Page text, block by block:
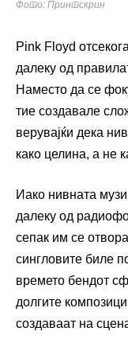
Фото: Принтскрин
Pink Floyd
далеку од
Наместо да се
тие создавале
верувајќи дека
како целина, а не
Иако нивната
далеку од
сепак им се
сингловите биле
времето бендот
долгите
создаваат на